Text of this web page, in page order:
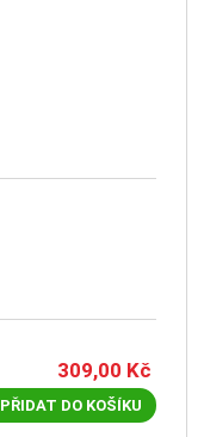
309,00 Kč
PŘIDAT DO KOŠÍKU